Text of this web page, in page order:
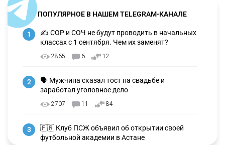
ПОПУЛЯРНОЕ В НАШЕМ TELEGRAM-КАНАЛЕ
1
✍️ СОР и СОЧ не будут проводить в начальных
классах с 1 сентября. Чем их заменят?
2865 6 12
2
🗣 Мужчина сказал тост на свадьбе и
заработал уголовное дело
2707 11 84
3
🇫🇷 Клуб ПСЖ объявил об открытии своей
футбольной академии в Астане